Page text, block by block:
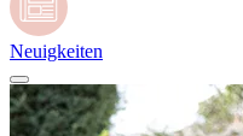
Neuigkeiten